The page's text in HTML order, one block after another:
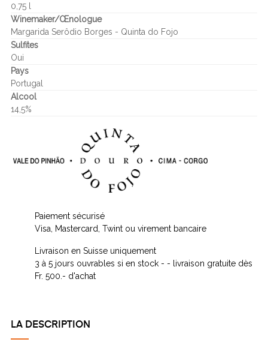
0,75 l
Winemaker/Œnologue
Margarida Serôdio Borges - Quinta do Fojo
Sulfites
Oui
Pays
Portugal
Alcool
14,5%
Paiement sécurisé
Visa, Mastercard, Twint ou virement bancaire
Livraison en Suisse uniquement
3 à 5 jours ouvrables si en stock - - livraison gratuite dès
Fr. 500.- d'achat
LA DESCRIPTION